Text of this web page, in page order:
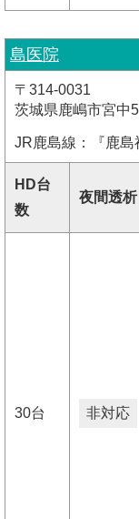
島医院
〒314-0031
茨城県鹿嶋市宮中
JR鹿島線：『鹿島
HD台
数
夜間透析
30台 非対応